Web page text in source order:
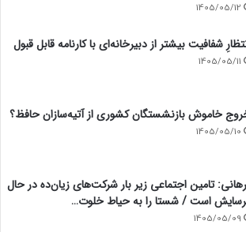
1405/05/12
شفافیت بیشتر از دبیرخانه‌ای با کارنامه قابل قبول
1405/05/11
خاموش بازنشستگان کشوری از آتیه‌سازان حافظ؟
1405/05/10
تامین اجتماعی زیر بار شرکت‌های زیان‌ده در حال
است / شستا را به حیاط خلوت…
1405/05/09